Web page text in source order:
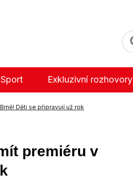
Sport Exkluzivní rozhovory
Děti se připravují už rok
premiéru v